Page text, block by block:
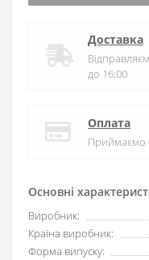
Основні
Виробник:
Країна виробник:
Форма випуску:
Доставка
до 16:00
Оплата
Приймаємо